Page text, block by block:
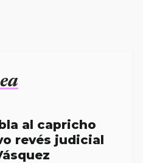
al capricho
revés judicial